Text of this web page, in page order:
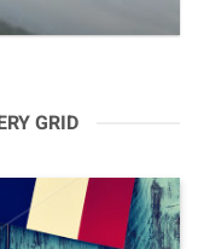
GRID